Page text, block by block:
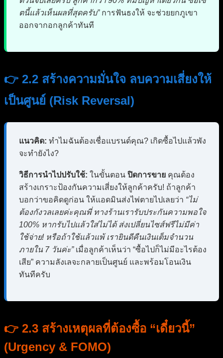
ตนี้แล้วเห็นผลที่สุดครับ”การฟันธงให้ จะช่วยยกภูเขา
ออกจากอกลูกค้าทันที
👉 2.2 สร้างความมั่นใจ ลบความเสี่ยงให้
เป็นศูนย์ (Risk Reversal)
แนวคิด: ทำไมฉันต้องเชื่อแบรนด์คุณ? เกิดซื้อไปแล้วพัง
จะทำยังไง?
วิธีการนำไปปรับใช้: ในขั้นตอน ปิดการขาย คุณต้อง
สร้างเกราะป้องกันความเสี่ยงให้ลูกค้าครับ! ถ้าลูกค้า
บอกว่าขอคิดดูก่อน ให้แอดมินส่งไพ่ตายไปเลยว่า “ไม่
ต้องกังวลเลยค่ะคุณพี่ ทางร้านเรารับประกันความพอใจ
100% หากรับไปแล้วใส่ไม่ได้ ส่งเปลี่ยนไซส์ฟรีไม่มีค่า
ใช้จ่าย! หรือถ้าใช้แล้วแพ้ เรายินดีคืนเงินเต็มจำนวน
ภายใน 7 วันค่ะ”เมื่อลูกค้าเห็นว่า “ซื้อไปก็ไม่มีอะไรต้อง
เสีย” ความลังเลจะกลายเป็นศูนย์ และพร้อมโอนเงิน
ทันทีครับ
👉 2.3 สร้างเหตุผลที่ต้องซื้อ “เดี๋ยวนี้”
(Urgency & FOMO)